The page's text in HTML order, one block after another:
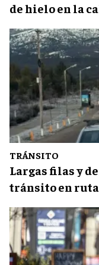
de hielo en la
TRÁNSITO
Largas filas y
tránsito en